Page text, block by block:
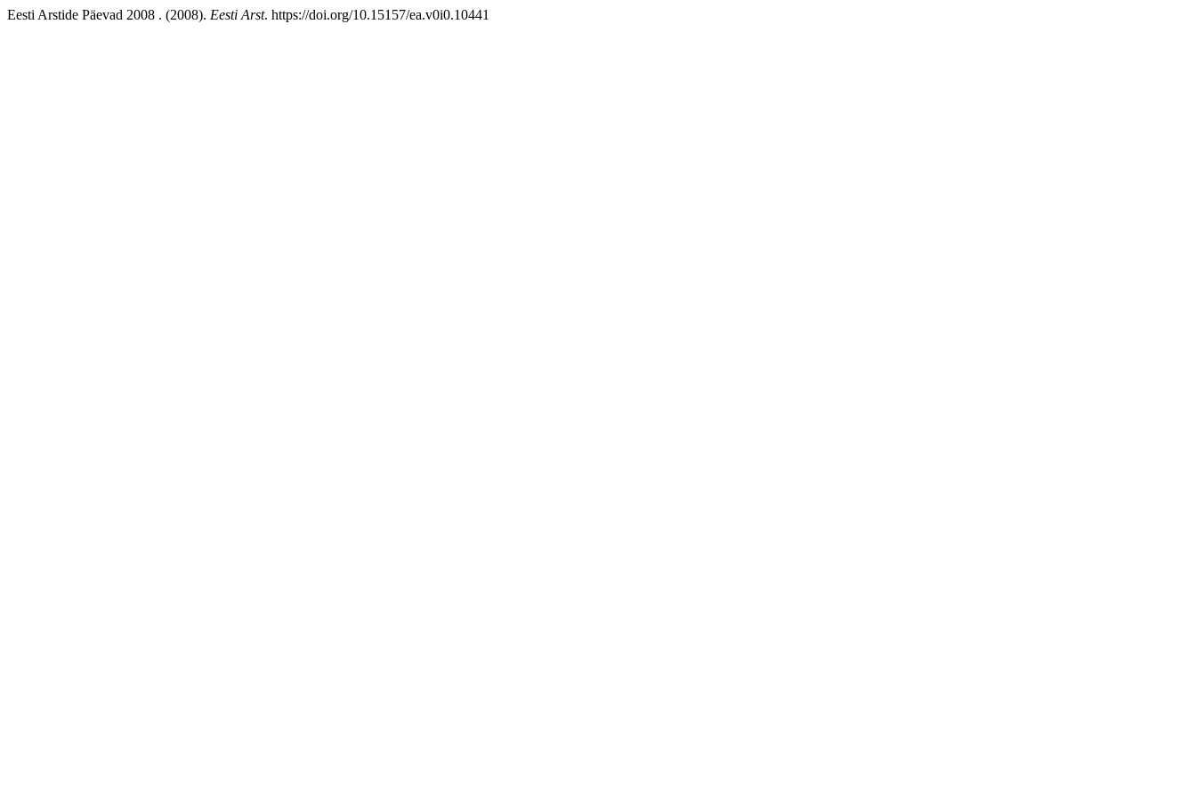
Eesti Arstide Päevad 2008 . (2008). Eesti Arst. https://doi.org/10.15157/ea.v0i0.10441